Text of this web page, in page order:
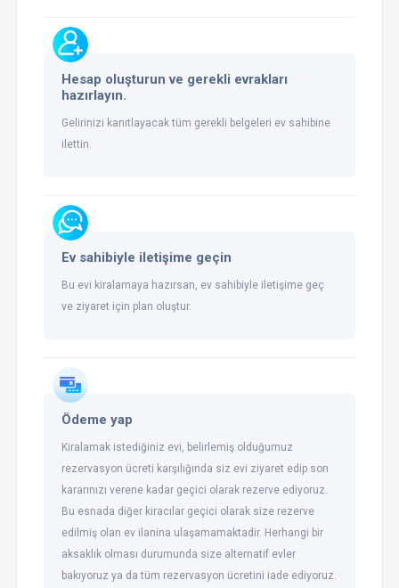
Hesap oluşturun ve gerekli evrakları
hazırlayın.
Gelirinizi kanıtlayacak tüm gerekli belgeleri ev sahibine
ilettin.
Ev sahibiyle iletişime geçin
Bu evi kiralamaya hazırsan, ev sahibiyle iletişime geç
ve ziyaret için plan oluştur.
Ödeme yap
Kiralamak istediğiniz evi, belirlemiş olduğumuz
rezervasyon ücreti karşılığında siz evi ziyaret edip son
kararınızı verene kadar geçici olarak rezerve ediyoruz.
Bu esnada diğer kiracılar geçici olarak size rezerve
edilmiş olan ev ilanina ulaşamamaktadir. Herhangi bir
aksaklık olması durumunda size alternatif evler
bakıyoruz ya da tüm rezervasyon ücretini iade ediyoruz.